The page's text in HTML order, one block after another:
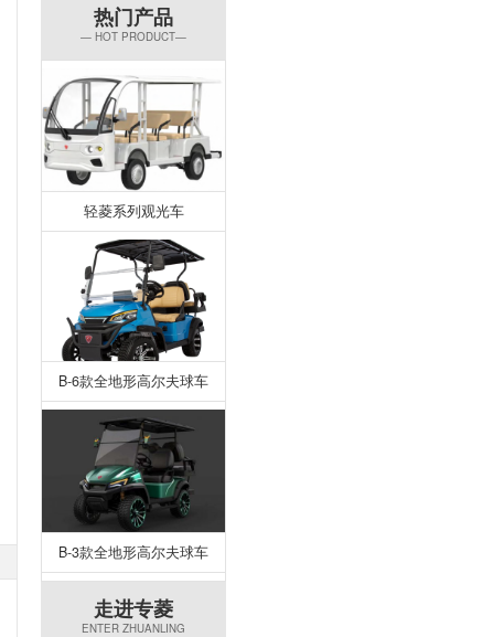
热门产品
— HOT PRODUCT—
轻菱系列观光车
B-6款全地形高尔夫球车
B-3款全地形高尔夫球车
走进专菱
ENTER ZHUANLING